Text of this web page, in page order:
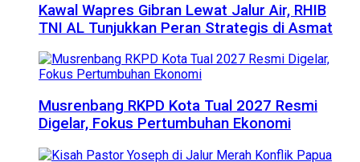
Kawal Wapres Gibran Lewat Jalur Air, RHIB
TNI AL Tunjukkan Peran Strategis di Asmat
Musrenbang RKPD Kota Tual 2027 Resmi
Digelar, Fokus Pertumbuhan Ekonomi